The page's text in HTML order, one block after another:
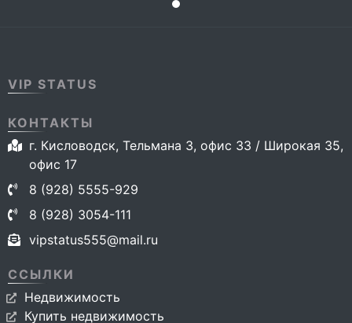
VIP STATUS
КОНТАКТЫ
г. Кисловодск, Тельмана 3, офис 33 / Широкая 35,
офис 17
8 (928) 5555-929
8 (928) 3054-111
vipstatus555@mail.ru
ССЫЛКИ
Недвижимость
Купить недвижимость